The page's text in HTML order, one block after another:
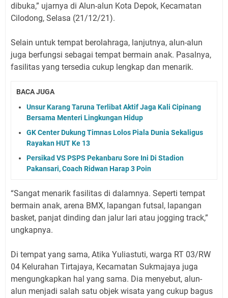
dibuka,” ujarnya di Alun-alun Kota Depok, Kecamatan
Cilodong, Selasa (21/12/21).
Selain untuk tempat berolahraga, lanjutnya, alun-alun
juga berfungsi sebagai tempat bermain anak. Pasalnya,
fasilitas yang tersedia cukup lengkap dan menarik.
BACA JUGA
Unsur Karang Taruna Terlibat Aktif Jaga Kali Cipinang
Bersama Menteri Lingkungan Hidup
GK Center Dukung Timnas Lolos Piala Dunia Sekaligus
Rayakan HUT Ke 13
Persikad VS PSPS Pekanbaru Sore Ini Di Stadion
Pakansari, Coach Ridwan Harap 3 Poin
“Sangat menarik fasilitas di dalamnya. Seperti tempat
bermain anak, arena BMX, lapangan futsal, lapangan
basket, panjat dinding dan jalur lari atau jogging track,”
ungkapnya.
Di tempat yang sama, Atika Yuliastuti, warga RT 03/RW
04 Kelurahan Tirtajaya, Kecamatan Sukmajaya juga
mengungkapkan hal yang sama. Dia menyebut, alun-
alun menjadi salah satu objek wisata yang cukup bagus